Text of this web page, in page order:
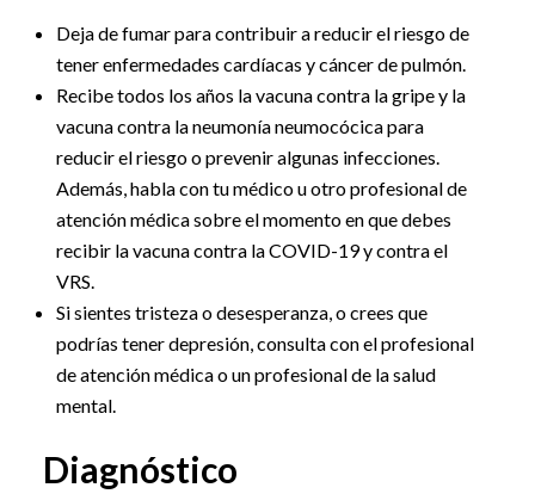
Deja de fumar para contribuir a reducir el riesgo de
tener enfermedades cardíacas y cáncer de pulmón.
Recibe todos los años la vacuna contra la gripe y la
vacuna contra la neumonía neumocócica para
reducir el riesgo o prevenir algunas infecciones.
Además, habla con tu médico u otro profesional de
atención médica sobre el momento en que debes
recibir la vacuna contra la COVID-19 y contra el
VRS.
Si sientes tristeza o desesperanza, o crees que
podrías tener depresión, consulta con el profesional
de atención médica o un profesional de la salud
mental.
Diagnóstico